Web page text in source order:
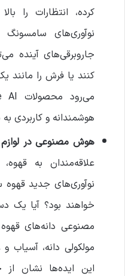
کرده، انتظارات را
نوآوری‌های
جاروبرقی‌های آینده
کنند یا فرش را مانند
هوشمندانه و کاربردی
هوش مصنوعی در
علاقه‌مندان به
نوآوری‌های جدید
خواهند بود؟ آیا یک
مصنوعی دانه‌های
مولکولی دانه، آسیاب
این ایده‌ها نشان